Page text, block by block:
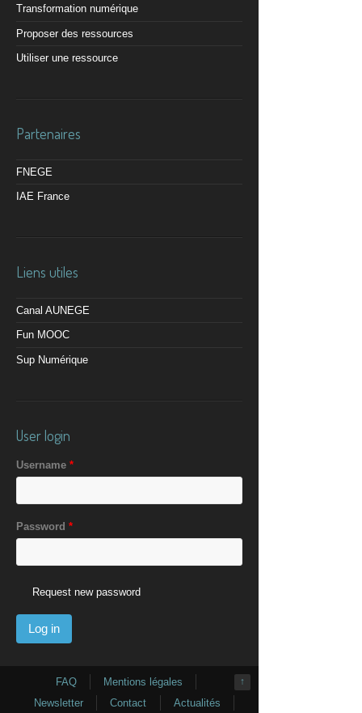
Transformation numérique
Proposer des ressources
Utiliser une ressource
Partenaires
FNEGE
IAE France
Liens utiles
Canal AUNEGE
Fun MOOC
Sup Numérique
User login
Username *
Password *
Request new password
↑
FAQ
Mentions légales
Newsletter
Contact Actualités